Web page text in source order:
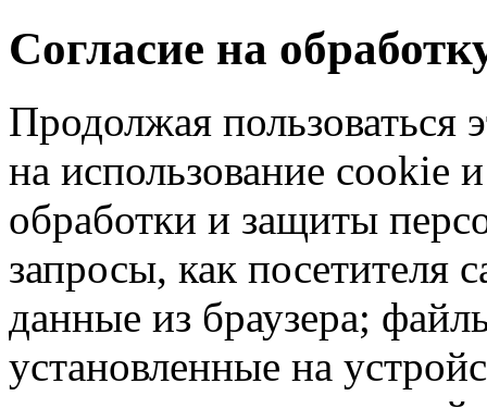
Согласие на
Продолжая пользоваться
на использование cookie
обработки и защиты
запросы, как посетителя
данные из браузера;
установленные на